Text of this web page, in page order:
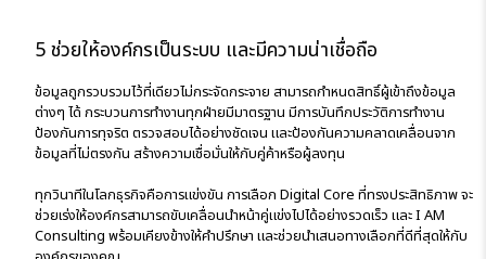
5 ช่วยให้องค์กรเป็นระบบ และมีความน่าเชื่อถือ
ข้อมูลถูกรวบรวมไว้ที่เดียวไม่กระจัดกระจาย สามารถกำหนดสิทธิ์ผู้เข้าถึงข้อมูล
ต่างๆ ได้ กระบวนการทำงานทุกฝ่ายมีมาตรฐาน มีการบันทึกประวัติการทำงาน
ป้องกันการทุจริต ตรวจสอบได้อย่างชัดเจน และป้องกันความคลาดเคลื่อนจาก
ข้อมูลที่ไม่ตรงกัน สร้างความเชื่อมั่นให้กับคู่ค้าหรือผู้ลงทุน
ทุกวินาทีในโลกธุรกิจคือการแข่งขัน การเลือก Digital Core ที่ทรงประสิทธิภาพ จะ
ช่วยเร่งให้องค์กรสามารถขับเคลื่อนนำหน้าคู่แข่งไปได้อย่างรวดเร็ว และ I AM
Consulting พร้อมเคียงข้างให้คำปรึกษา และช่วยนำเสนอทางเลือกที่ดีที่สุดให้กับ